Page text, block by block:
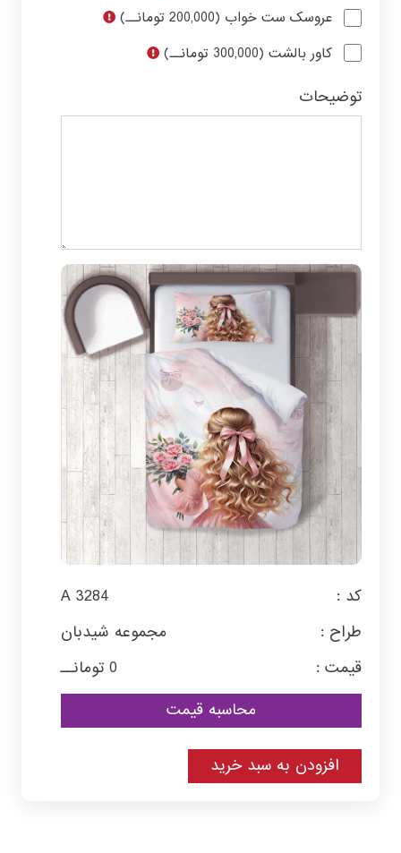
عروسک ست خواب (200,000 تومانــ)
کاور بالشت (300,000 تومانــ)
توضیحات
کد :
A 3284
طراح :
مجموعه شیدبان
قیمت :
0 تومانــ
محاسبه قیمت
افزودن به سبد خرید